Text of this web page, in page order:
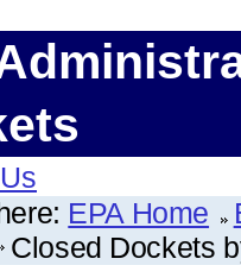
EPA Home
Closed Dockets